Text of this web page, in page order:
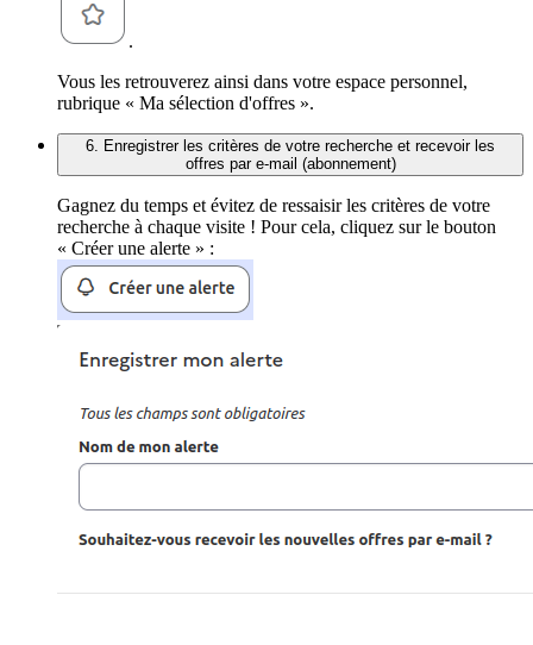
.
Vous les retrouverez ainsi dans votre espace personnel,
rubrique « Ma sélection d'offres ».
6. Enregistrer les critères de votre recherche et recevoir les
offres par e-mail (abonnement)
Gagnez du temps et évitez de ressaisir les critères de votre
recherche à chaque visite ! Pour cela, cliquez sur le bouton
« Créer une alerte » :